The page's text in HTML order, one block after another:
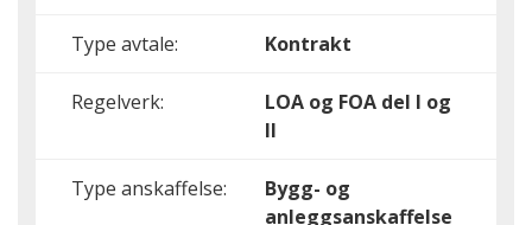
Type avtale: Kontrakt
Regelverk:
LOA og FOA del I og
II
Type anskaffelse:
Bygg- og
anleggsanskaffelse